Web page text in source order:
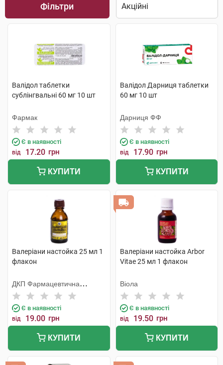
Фільтри
Валідол таблетки
сублінгвальні 60 мг 10 шт
Фармак
Є в наявності
від 17.20 грн
КУПИТИ
Валідол Дарниця таблетки
60 мг 10 шт
Дарниця ФФ
Є в наявності
від 17.90 грн
КУПИТИ
Валеріани настойка 25 мл 1
флакон
ДКП Фармацевтична
фабрика
Є в наявності
від 19.00 грн
КУПИТИ
Валеріани настойка Arbor
Vitae 25 мл 1 флакон
Віола
Є в наявності
від 19.50 грн
КУПИТИ